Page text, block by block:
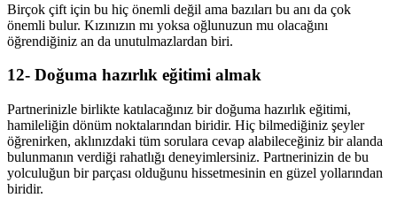
Birçok çift için bu hiç önemli değil ama bazıları bu anı da çok
önemli bulur. Kızınızın mı yoksa oğlunuzun mu olacağını
öğrendiğiniz an da unutulmazlardan biri.
12- Doğuma hazırlık eğitimi almak
Partnerinizle birlikte katılacağınız bir doğuma hazırlık eğitimi,
hamileliğin dönüm noktalarından biridir. Hiç bilmediğiniz şeyler
öğrenirken, aklınızdaki tüm sorulara cevap alabileceğiniz bir alanda
bulunmanın verdiği rahatlığı deneyimlersiniz. Partnerinizin de bu
yolculuğun bir parçası olduğunu hissetmesinin en güzel yollarından
biridir.